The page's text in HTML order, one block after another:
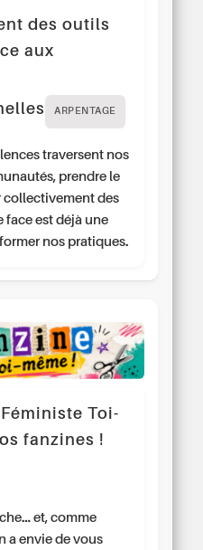
des outils
aux
ARPENTAGE
traversent nos
prendre le
collectivement des
face est déjà une
nos pratiques.
Toi-
fanzines !
et, comme
a envie de vous